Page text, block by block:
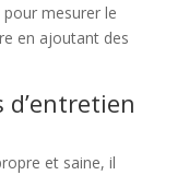
mesurer le
en ajoutant des
et saine, il